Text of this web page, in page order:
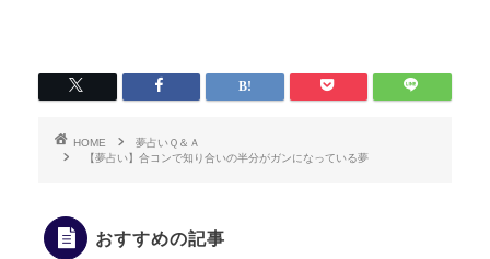
HOME
夢占いＱ＆Ａ
【夢占い】合コンで知り合いの半分がガンになっている夢
おすすめの記事